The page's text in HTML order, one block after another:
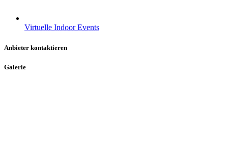
Virtuelle Indoor Events
Anbieter kontaktieren
Galerie